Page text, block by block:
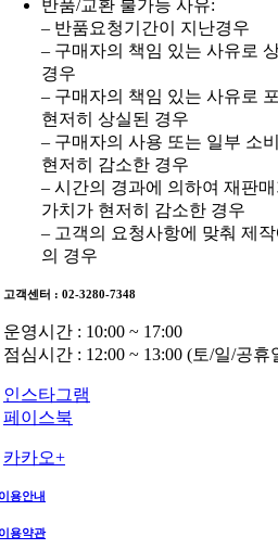
반품/교환 불가능 사유:
– 반품요청기간이 지난경우
– 구매자의 책임 있는 사유로
경우
– 구매자의 책임 있는 사유로
현저히 상실된 경우
– 구매자의 사용 또는 일부 소
현저히 감소한 경우
– 시간의 경과에 의하여 재판
가치가 현저히 감소한 경우
– 고객의 요청사항에 맞춰 제
의 경우
고객센터 : 02-3280-7348
운영시간 : 10:00 ~ 17:00
점심시간 : 12:00 ~ 13:00 (토/일/공휴
인스타그램
페이스북
카카오+
용안내
용약관